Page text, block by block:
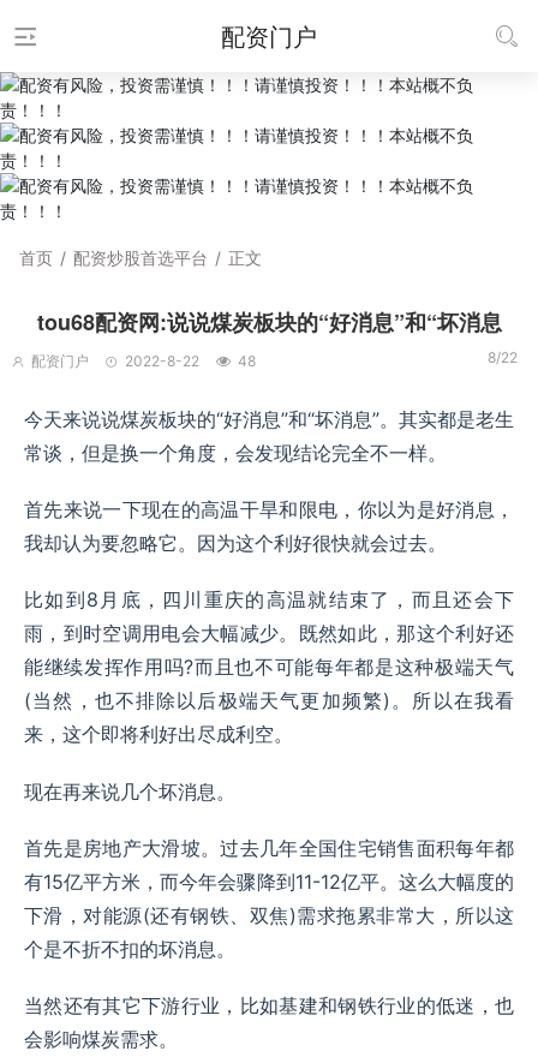
配资门户
首页 / 配资炒股首选平台 / 正文
tou68配资网:说说煤炭板块的“好消息”和“坏消息
配资门户 2022-8-22 48 8/22
今天来说说煤炭板块的“好消息”和“坏消息”。其实都是老生
常谈，但是换一个角度，会发现结论完全不一样。
首先来说一下现在的高温干旱和限电，你以为是好消息，
我却认为要忽略它。因为这个利好很快就会过去。
比如到8月底，四川重庆的高温就结束了，而且还会下
雨，到时空调用电会大幅减少。既然如此，那这个利好还
能继续发挥作用吗?而且也不可能每年都是这种极端天气
(当然，也不排除以后极端天气更加频繁)。所以在我看
来，这个即将利好出尽成利空。
现在再来说几个坏消息。
首先是房地产大滑坡。过去几年全国住宅销售面积每年都
有15亿平方米，而今年会骤降到11-12亿平。这么大幅度的
下滑，对能源(还有钢铁、双焦)需求拖累非常大，所以这
个是不折不扣的坏消息。
当然还有其它下游行业，比如基建和钢铁行业的低迷，也
会影响煤炭需求。